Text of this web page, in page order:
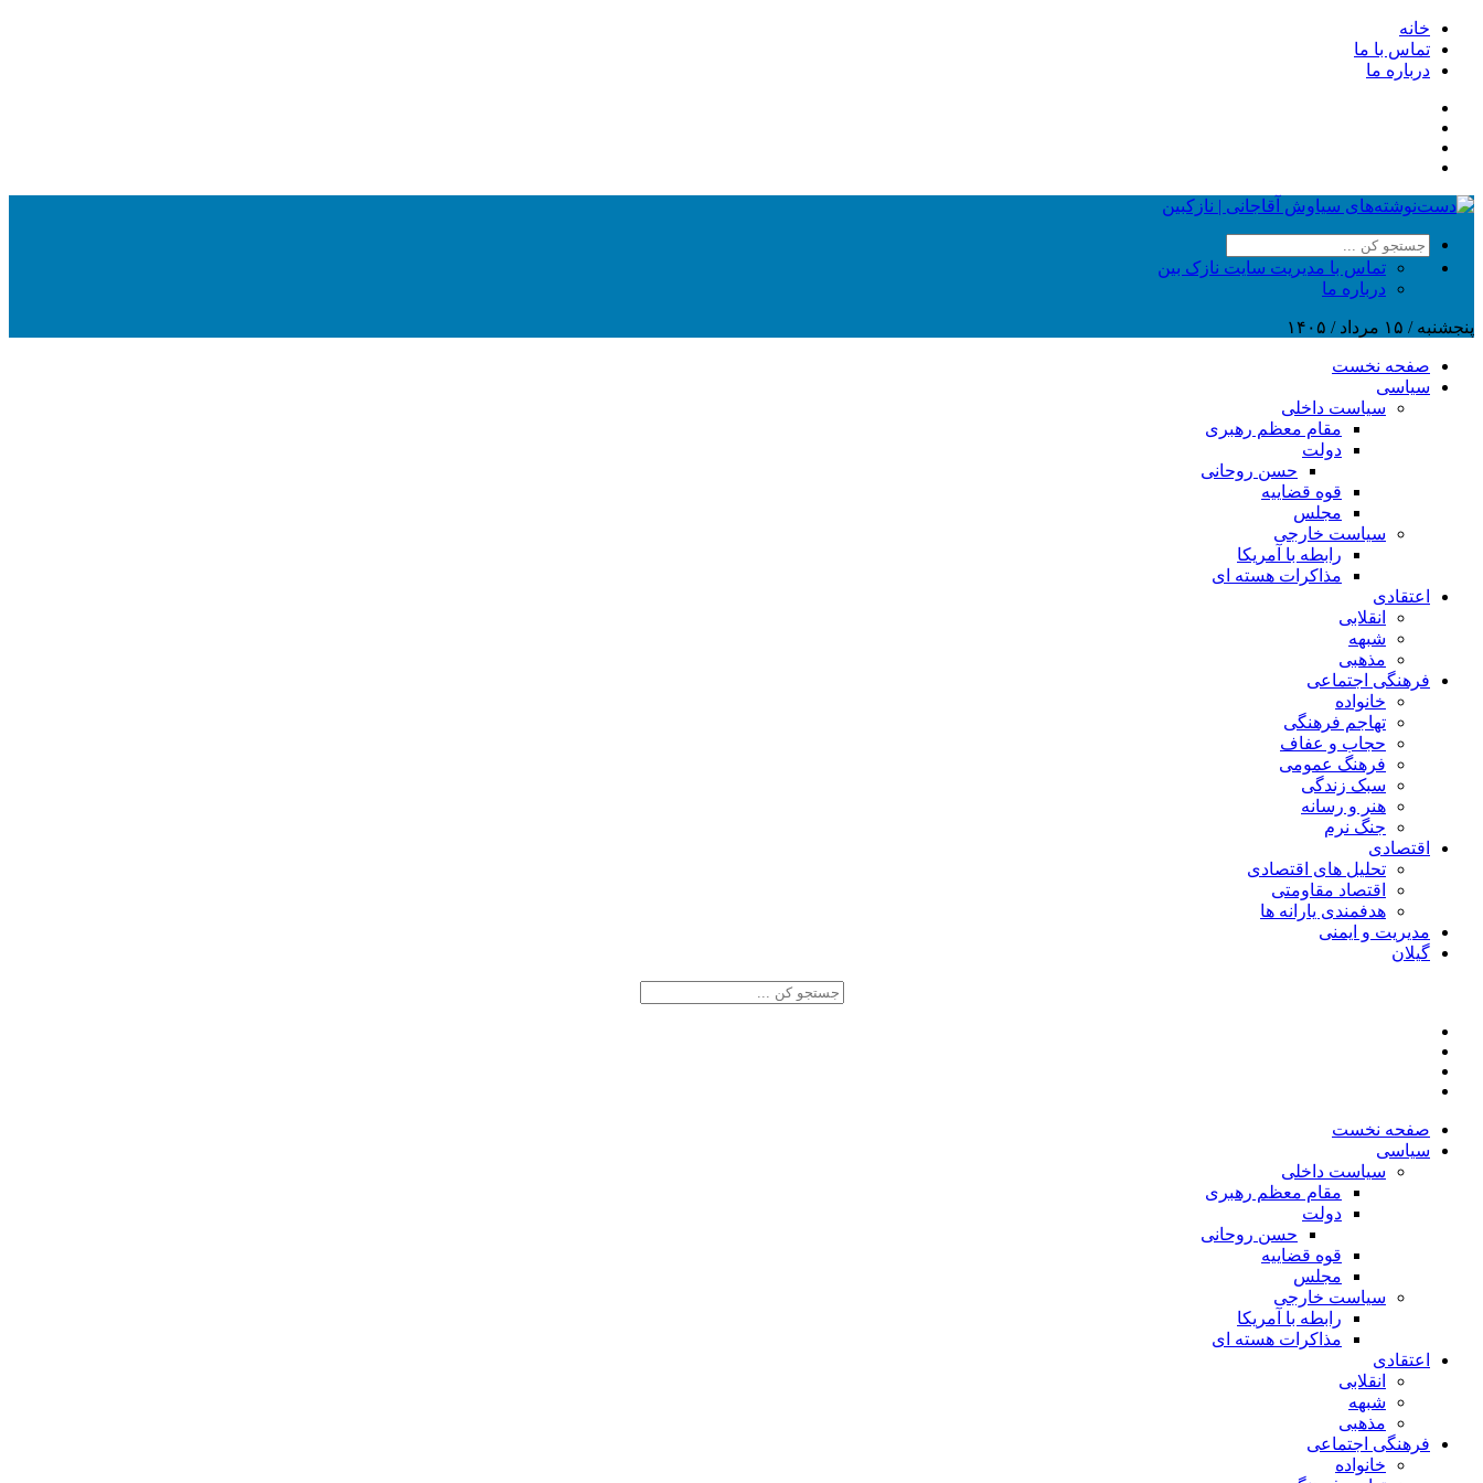
خانه
تماس با ما
درباره ما
تماس با مدیریت سایت نازک بین
درباره ما
پنجشنبه / ۱۵ مرداد / ۱۴۰۵
صفحه نخست
سیاسی
سیاست داخلی
مقام معظم رهبری
دولت
حسن روحانی
قوه قضاییه
مجلس
سیاست خارجی
رابطه با آمریکا
مذاکرات هسته ای
اعتقادی
انقلابی
شبهه
مذهبی
فرهنگی اجتماعی
خانواده
تهاجم فرهنگی
حجاب و عفاف
فرهنگ عمومی
سبک زندگی
هنر و رسانه
جنگ نرم
اقتصادی
تحلیل های اقتصادی
اقتصاد مقاومتی
هدفمندی یارانه ها
مدیریت و ایمنی
گیلان
صفحه نخست
سیاسی
سیاست داخلی
مقام معظم رهبری
دولت
حسن روحانی
قوه قضاییه
مجلس
سیاست خارجی
رابطه با آمریکا
مذاکرات هسته ای
اعتقادی
انقلابی
شبهه
مذهبی
فرهنگی اجتماعی
خانواده